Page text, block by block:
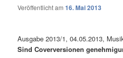
Veröffentlicht am16. Mai 2013
Ausgabe 2013/1, 04.05.2013,
Sind Coverversionen